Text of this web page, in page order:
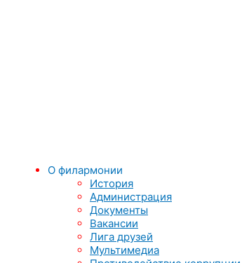
О филармонии
История
Администрация
Документы
Вакансии
Лига друзей
Мультимедиа